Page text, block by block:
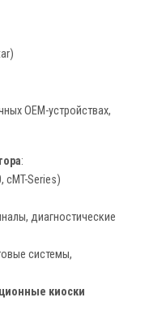
OEM-устройствах,
:
cMT-Series)
диагностические
системы,
киоски